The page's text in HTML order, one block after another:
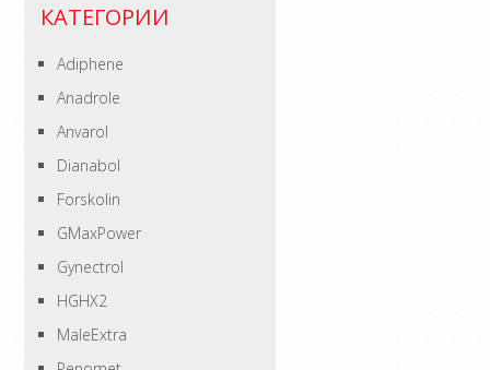
КАТЕГОРИИ
Adiphene
Anadrole
Anvarol
Dianabol
Forskolin
GMaxPower
Gynectrol
HGHX2
MaleExtra